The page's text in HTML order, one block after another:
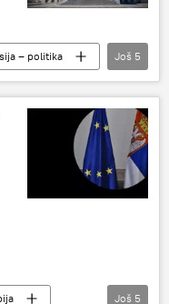
– politika
SAD
Još 5
Još 5